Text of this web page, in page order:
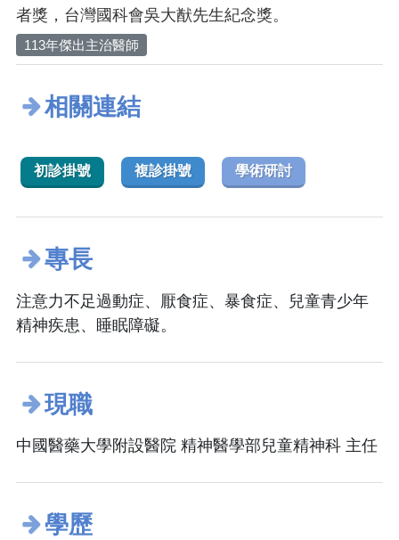
者獎，台灣國科會吳大猷先生紀念獎。
113年傑出主治醫師
相關連結
初診掛號 複診掛號 學術研討
專長
注意力不足過動症、厭食症、暴食症、兒童青少年
精神疾患、睡眠障礙。
現職
中國醫藥大學附設醫院 精神醫學部兒童精神科 主任
學歷